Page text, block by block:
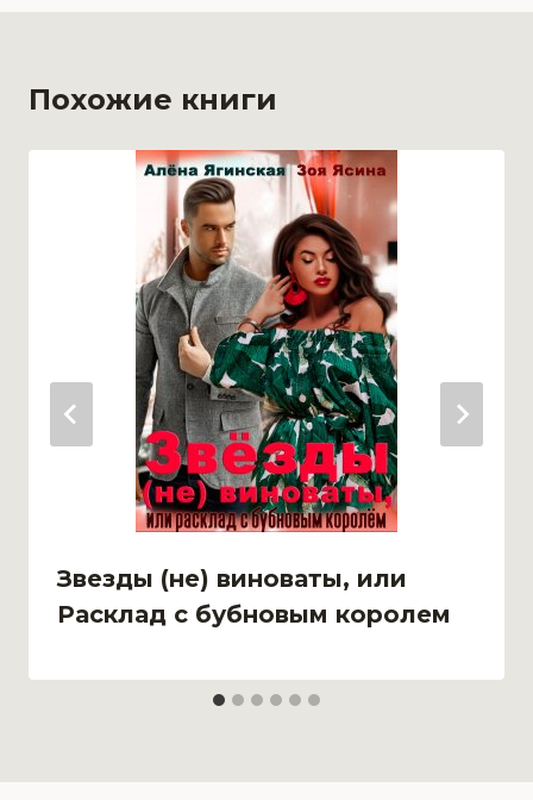
Похожие книги
Звезды (не) виноваты, или
Расклад с бубновым королем